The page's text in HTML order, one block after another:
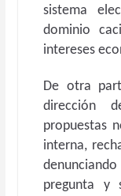
sistema
dominio
intereses
De otra
dirección
propuestas
interna,
pregunta y